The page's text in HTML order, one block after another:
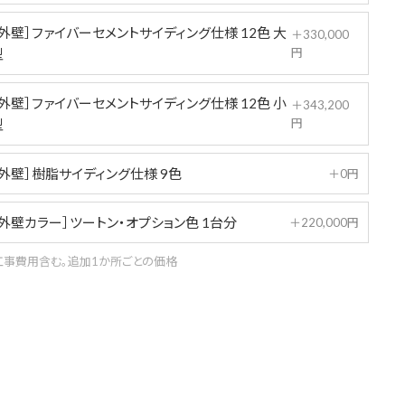
壁］ファイバーセメントサイディング仕様 12色 大 ＋330,000
円
壁］ファイバーセメントサイディング仕様 12色 小 ＋343,200
円
壁］樹脂サイディング仕様 9色 ＋0円
壁カラー］ツートン・オプション色 1台分 ＋220,000円
費用含む。追加1か所ごとの価格